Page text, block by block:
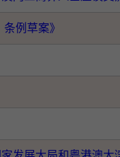
例草案》